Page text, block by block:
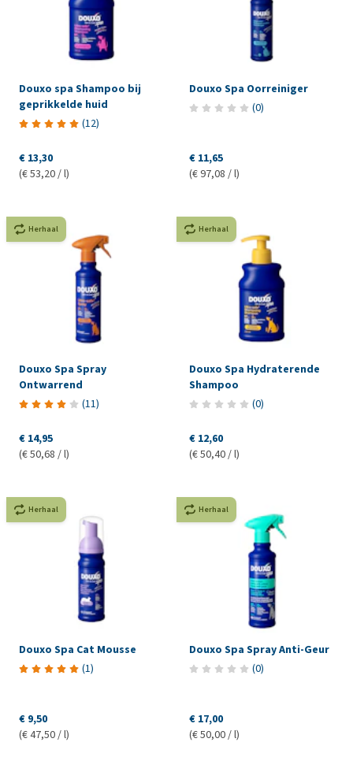
Douxo spa Shampoo bij
geprikkelde huid
(12)
€ 13,30
(€ 53,20 / l)
Douxo Spa Oorreiniger
(0)
€ 11,65
(€ 97,08 / l)
Herhaal
Douxo Spa Spray
Ontwarrend
(11)
€ 14,95
(€ 50,68 / l)
Herhaal
Douxo Spa Hydraterende
Shampoo
(0)
€ 12,60
(€ 50,40 / l)
Herhaal
Douxo Spa Cat Mousse
(1)
€ 9,50
(€ 47,50 / l)
Herhaal
Douxo Spa Spray Anti-Geur
(0)
€ 17,00
(€ 50,00 / l)